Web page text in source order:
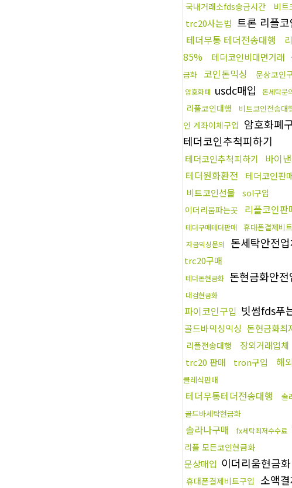
국내거래소fds송금시간 비트
trc20사는법 트론 리플
테더무통 테더전송대행
85%
테더코인비대면거래
금화 코인돈믹싱 문상코인
암호화폐 usdc매입 돈세탁문
리플코인대행 비트코인전송대
인 계좌이체구입 암호화폐
테더코인추척피하기
테더코인추척피하기
바이
테더원화환전
테더코인판
비트코인선물
sol구입
이더리움파는곳
리플코인판
테더구매테더판매 휴대폰결제비
자금믹싱문의 돈세탁안전
trc20구매
테더돈현금화 돈현금화안전
대검현금화
파이코인구입 빗썸fds푸
골드바믹싱믹싱 돈현금화최
리플전송대행 장외거래업체
trc20 판매 tron구입 해
클레식판매
테더무통테더전송대행 솔
골드바세탁현금화
솔라나구매 fx세탁최저수수료
리플 모든코인현금화
문상매입 이더리움현금화
휴대폰결제비트구입 소액